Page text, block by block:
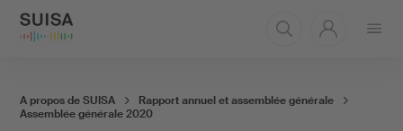
le
A propos de SUISA
Rapport annuel et assemblée générale
Assemblée générale 2020